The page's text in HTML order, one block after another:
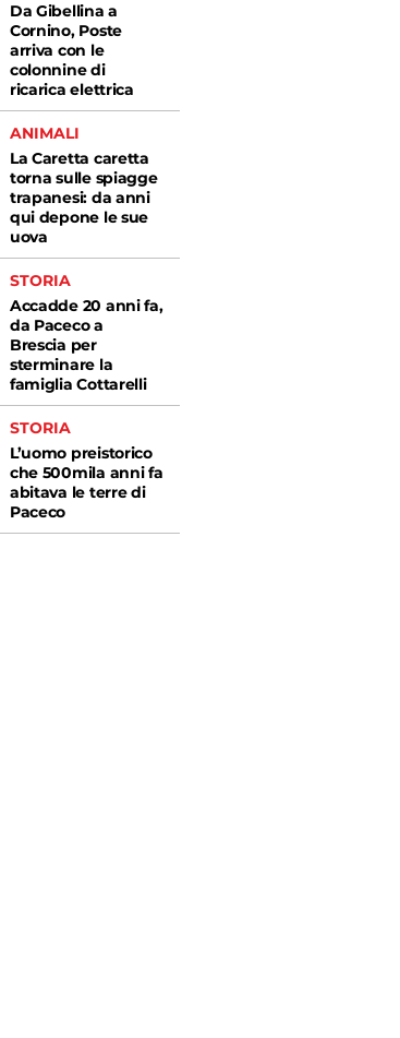
Da Gibellina a
Cornino, Poste
arriva con le
colonnine di
ricarica elettrica
ANIMALI
La Caretta caretta
torna sulle spiagge
trapanesi: da anni
qui depone le sue
uova
STORIA
Accadde 20 anni fa,
da Paceco a
Brescia per
sterminare la
famiglia Cottarelli
STORIA
L’uomo preistorico
che 500mila anni fa
abitava le terre di
Paceco